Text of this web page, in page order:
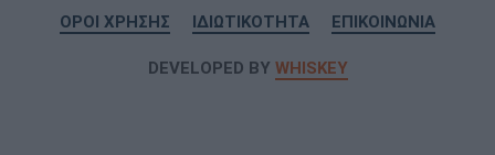
ΟΡΟΙ ΧΡΗΣΗΣ ΙΔΙΩΤΙΚΟΤΗΤΑ ΕΠΙΚΟΙΝΩΝΙΑ
DEVELOPED BY WHISKEY